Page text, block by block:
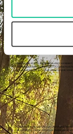
Unsere Kurse sind für das Selbststudium
und Übungsphasen ab. Auch nach
du jederzeit Fragen zum Inhalt stellen und dir
3.
Du hast die Inhalte und Übungen
keine Prüfung machen möchtest, stellen wir dir